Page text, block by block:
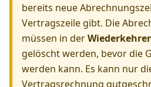
bereits neue
Vertragszeile gibt. Die
müssen in der
gelöscht werden, bevor die
werden kann. Es kann nur
Vertragsrechnung